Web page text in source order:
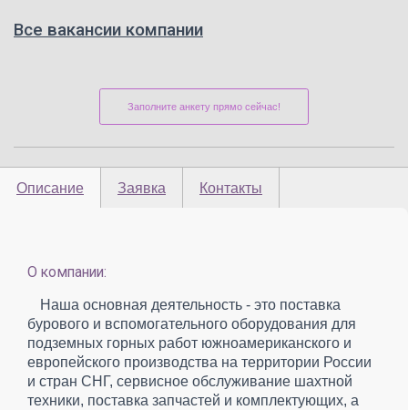
Все вакансии компании
Заполните анкету прямо сейчас!
Описание Заявка Контакты
О компании:
Наша основная деятельность - это поставка
бурового и вспомогательного оборудования для
подземных горных работ южноамериканского и
европейского производства на территории России
и стран СНГ, сервисное обслуживание шахтной
техники, поставка запчастей и комплектующих, а